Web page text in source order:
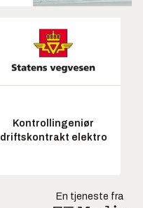
Kontrollingeniør
driftskontrakt elektro
En tjeneste fra